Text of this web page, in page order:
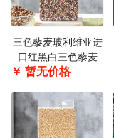
三色藜麦玻利维亚进
口红黑白三色藜麦
1:1:1搭配500g真空袋
进口资质齐全现货批
发微商供货
￥ 暂无价格